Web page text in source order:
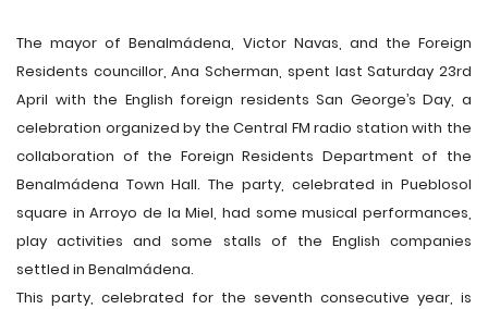
The mayor of Benalmádena, Victor Navas, and the Foreign
Residents councillor, Ana Scherman, spent last Saturday 23rd
April with the English foreign residents San George’s Day, a
celebration organized by the Central FM radio station with the
collaboration of the Foreign Residents Department of the
Benalmádena Town Hall. The party, celebrated in Pueblosol
square in Arroyo de la Miel, had some musical performances,
play activities and some stalls of the English companies
settled in Benalmádena.
This party, celebrated for the seventh consecutive year, is